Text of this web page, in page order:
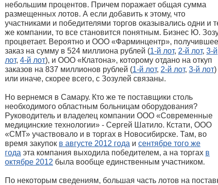
небольшим процентов. Причем поражает общая сумма
размещенных лотов. А если добавить к этому, что
участниками и победителями торгов оказывались одни и
же компании, то все становится понятным. Бизнес Ю.
процветает. Вероятно и ООО «Фарминцентр», получившее
заказ на сумму в 524 миллиона рублей (1-й лот, 2-й лот, 3-й
лот, 4-й лот), и ООО «Клатона», которому отдано на откуп
заказов на 837 миллионов рублей (1-й лот, 2-й лот, 3-й лот)
или иначе, скорее всего, с Зозулей связаны.
Но вернемся в Самару. Кто же те поставщики столь
необходимого областным больницам оборудования?
Руководитель и владелец компании ООО «Современные
медицинские технологии» - Сергей Шатило. Кстати, ООО
«СМТ» участвовало и в торгах в Новосибирске. Там, во
время закупок в августе 2012 года и сентябре того же
года эта компания выходила победителем, а на торгах в
октябре 2012 была вообще единственным участником.
По некоторым сведениям, большая часть лотов на